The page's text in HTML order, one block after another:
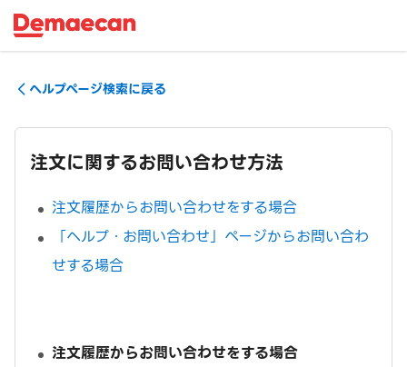
ヘルプページ検索に戻る
注文に関するお問い合わせ方法
注文履歴からお問い合わせをする場合
「ヘルプ・お問い合わせ」ページからお問い合わ
せする場合
注文履歴からお問い合わせをする場合